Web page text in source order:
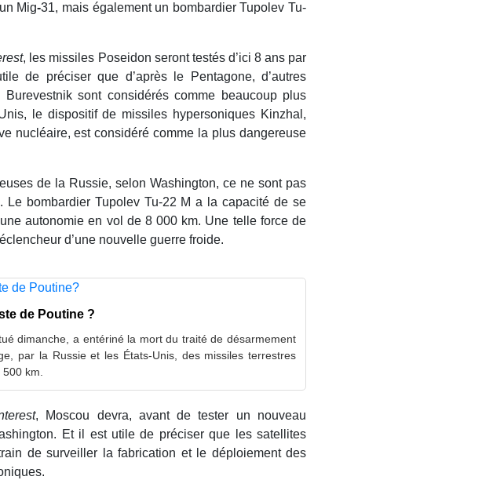
Mig-31, mais également un bombardier Tupolev Tu-
, les missiles Poseidon seront testés d’ici 8 ans par
de préciser que d’après le Pentagone, d’autres
sont considérés comme beaucoup plus
le dispositif de missiles hypersoniques Kinzhal,
nucléaire, est considéré comme la plus dangereuse
de la Russie, selon Washington, ce ne sont pas
Le bombardier Tupolev Tu-22 M a la capacité de se
autonomie en vol de 8 000 km. Une telle force de
d’une nouvelle guerre froide.
de Poutine ?
dimanche, a entériné la mort du traité de désarmement
par la Russie et les États-Unis, des missiles terrestres
500 km.
, Moscou devra, avant de tester un nouveau
Et il est utile de préciser que les satellites
de surveiller la fabrication et le déploiement des